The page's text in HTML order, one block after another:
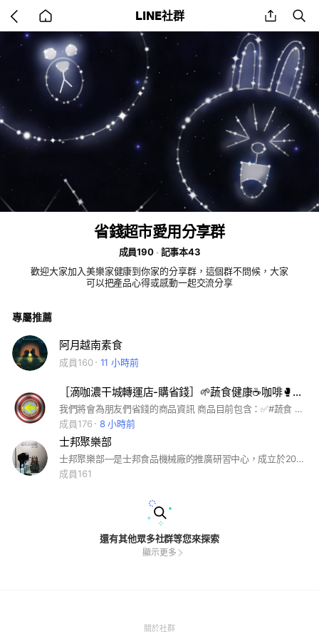
back
to
home
LINE社群 share
省錢超市愛用分享群
成員190
記事本43
歡迎大家加入美樂家健康到你家的分享群，這個群不問候，大家
可以把產品心得或感動一起交流分享
專屬推薦
阿月越南素食
成員160 11 小時前
［滴咖濃干城轉運店-購省錢］🌱蔬食健康☕️咖啡🥊能量產品
我們將會為朋友們省錢的商品資訊 商品目前包含：✅#蔬食 ✅#咖啡&#養生茶 ✅#能量產品 ✅#生活用品
成員176
8 小時前
士邦聚樂部
士邦聚樂部—是士邦食品機械廠的推廣研習中心，成立於2023年7月。 我們的課程涵蓋了從基礎到高級的各種主題，包括麵包、蛋糕、餅乾、甜點、中西餐、節慶手作等，無論您是初學者還是有一定經驗的烘焙愛好者，我們都歡迎您參與士邦的課程！此社群目前尚未對外開放，僅供參加過士邦專業課程的學員們加入，讓我們一起探索美味的世界，開啟烘焙之旅的！ 士邦聚樂部官網 https://www.sparclub.com.tw
成員161
還有其他眾多社群等您來探索
顯示更多
關於社群(Open